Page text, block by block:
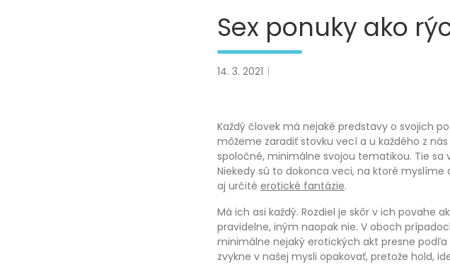
Sex ponuky ako
14. 3. 2021
Každý človek má nejaké predstavy o svojich
môžeme zaradiť stovku vecí a u každého z
spoločné, minimálne svojou tematikou. Tie
Niekedy sú to dokonca veci, na ktoré myslíme
aj určité erotické fantázie.
Má ich asi každý. Rozdiel je skôr v ich povahe
pravidelne, iným naopak nie. V oboch
minimálne nejaký erotických akt presne
zvykne v našej mysli opakovať, pretože hold,